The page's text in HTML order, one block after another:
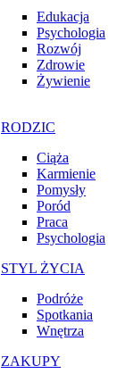
Edukacja
Psychologia
Rozwój
Zdrowie
Żywienie
RODZIC
Ciąża
Karmienie
Pomysły
Poród
Praca
Psychologia
STYL ŻYCIA
Podróże
Spotkania
Wnętrza
ZAKUPY